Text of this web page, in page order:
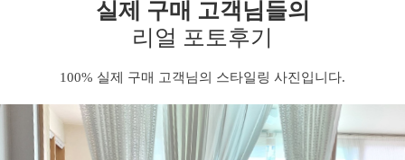
실제 구매 고객님들의
리얼 포토후기
100% 실제 구매 고객님의 스타일링 사진입니다.